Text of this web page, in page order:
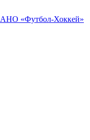
АНО «Футбол-Хоккей»